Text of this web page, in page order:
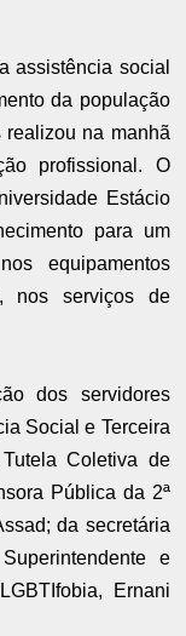
assistência social
da população
realizou na manhã
profissional. O
Estácio
para um
equipamentos
nos serviços de
dos servidores
Social e Terceira
Coletiva de
Pública da 2ª
da secretária
e
Ernani